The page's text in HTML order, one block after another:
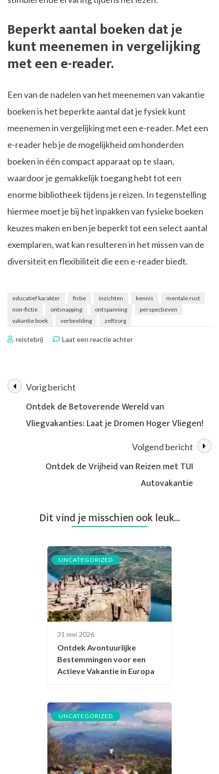
Beperkt aantal boeken dat je
kunt meenemen in vergelijking
met een e-reader.
Een van de nadelen van het meenemen van vakantie
boeken is het beperkte aantal dat je fysiek kunt
meenemen in vergelijking met een e-reader. Met een
e-reader heb je de mogelijkheid om honderden
boeken in één compact apparaat op te slaan,
waardoor je gemakkelijk toegang hebt tot een
enorme bibliotheek tijdens je reizen. In tegenstelling
hiermee moet je bij het inpakken van fysieke boeken
keuzes maken en ben je beperkt tot een select aantal
exemplaren, wat kan resulteren in het missen van de
diversiteit en flexibiliteit die een e-reader biedt.
educatief karakter fictie inzichten kennis
mentale rust
non-fictie
ontsnapping ontspanning
perspectieven
vakantie boek
verbeelding zelfzorg
reistebrij Laat een reactie achterop
Boek
Voor
Berichtnavigatie
Vorig bericht
Ontdek de Betoverende Wereld van
Vliegvakanties: Laat je Dromen Hoger Vliegen!
Volgend bericht
Ontdek de Vrijheid van Reizen met TUI
Autovakantie
Dit vind je misschien ook leuk...
UNCATEGORIZED
31 mei 2026
Ontdek Avontuurlijke
Bestemmingen voor een
Actieve Vakantie in Europa
UNCATEGORIZED